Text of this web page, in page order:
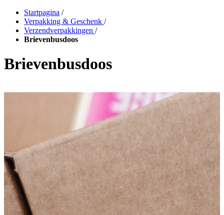
Startpagina /
Verpakking & Geschenk /
Verzendverpakkingen /
Brievenbusdoos
Brievenbusdoos